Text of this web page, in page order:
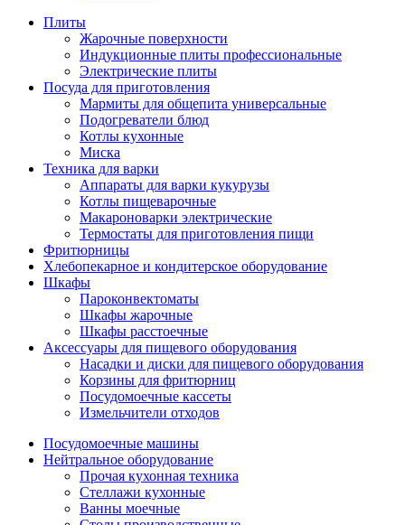
Плиты
Жарочные поверхности
Индукционные плиты профессиональные
Электрические плиты
Посуда для приготовления
Мармиты для общепита универсальные
Подогреватели блюд
Котлы кухонные
Миска
Техника для варки
Аппараты для варки кукурузы
Котлы пищеварочные
Макароноварки электрические
Термостаты для приготовления пищи
Фритюрницы
Хлебопекарное и кондитерское оборудование
Шкафы
Пароконвектоматы
Шкафы жарочные
Шкафы расстоечные
Аксессуары для пищевого оборудования
Насадки и диски для пищевого оборудования
Корзины для фритюрниц
Посудомоечные кассеты
Измельчители отходов
Посудомоечные машины
Нейтральное оборудование
Прочая кухонная техника
Стеллажи кухонные
Ванны моечные